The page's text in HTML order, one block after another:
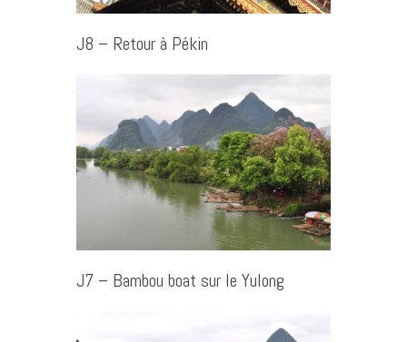
J8 – Retour à Pékin
J7 – Bambou boat sur le Yulong